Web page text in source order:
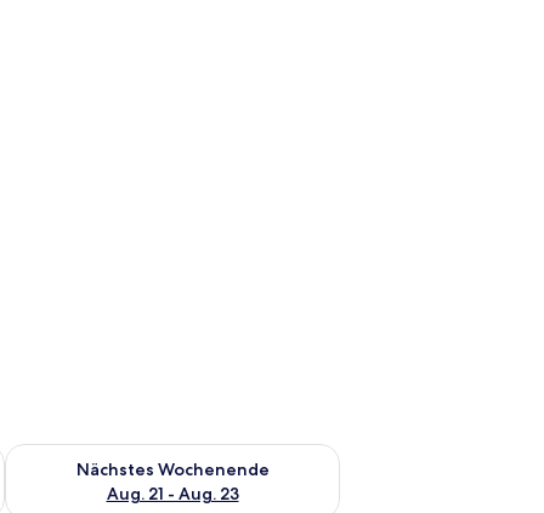
Aug. 14 - Aug. 16.
Nächstes Wochenende
Aug. 21 - Aug. 23
Überprüfe die Verfügbarkeit für nächstes Wochenende, Aug.